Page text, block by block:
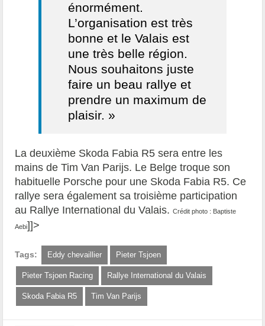
énormément.
L’organisation est très
bonne et le Valais est
une très belle région.
Nous souhaitons juste
faire un beau rallye et
prendre un maximum de
plaisir. »
La deuxième Skoda Fabia R5 sera entre les
mains de Tim Van Parijs. Le Belge troque son
habituelle Porsche pour une Skoda Fabia R5. Ce
rallye sera également sa troisième participation
au Rallye International du Valais.Crédit photo : Baptiste
Aebi]]>
Tags: Eddy chevaillier Pieter Tsjoen
Pieter Tsjoen Racing Rallye International du Valais
Skoda Fabia R5 Tim Van Parijs